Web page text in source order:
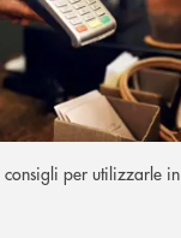
per utilizzarle in